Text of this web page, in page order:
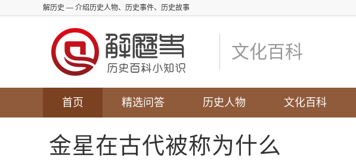
解历史 — 介绍历史人物、历史事件、历史故事
文化百科
首页 精选问答 历史人物 文化百科
金星在古代被称为什么